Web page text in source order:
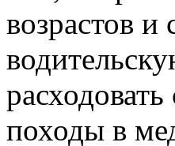
возрастов и
походы в